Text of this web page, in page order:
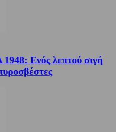
Ενός λεπτού σιγή